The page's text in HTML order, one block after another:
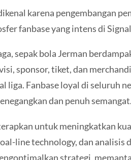
karena pengembangan
fanbase yang intens di
sepak bola Jerman
sponsor, tiket, dan
liga. Fanbase loyal di seluruh
dan penuh semangat.
untuk meningkatkan
line technology, dan analisis
strategi,